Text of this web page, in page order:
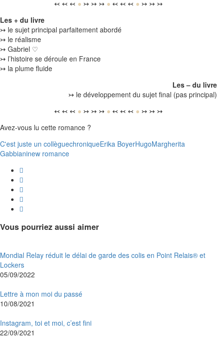
↢ ↢ ↢ ● ↣ ↣ ↣ ● ↢ ↢ ↢ ● ↣ ↣ ↣
Les + du livre
↣ le sujet principal parfaitement abordé
↣ le réalisme
↣ Gabriel ♡
↣ l’histoire se déroule en France
↣ la plume fluide
Les – du livre
↣ le développement du sujet final (pas principal)
↢ ↢ ↢ ● ↣ ↣ ↣ ● ↢ ↢ ↢ ● ↣ ↣ ↣
Avez-vous lu cette romance ?
C'est juste un collèguechroniqueErika BoyerHugoMargherita
Gabbianinew romance
Vous pourriez aussi aimer
Mondial Relay réduit le délai de garde des colis en Point Relais® et
Lockers
05/09/2022
Lettre à mon moi du passé
10/08/2021
Instagram, toi et moi, c’est fini
22/09/2021